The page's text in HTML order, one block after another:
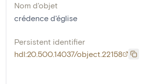
Nom d'objet
crédence d'église
Persistent identifier
hdl:20.500.14037/object.22158